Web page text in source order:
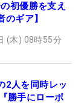
初優勝を支え
のギア】
(木) 08時55分
2人を同時レッ
勝手にローボ